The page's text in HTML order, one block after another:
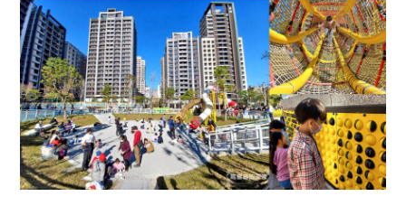
舞
春
遊
期
間
限
定
免
費
拍，
超
夢
幻
花
園